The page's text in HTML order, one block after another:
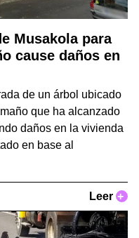
Musakola para
cause daños en
de un árbol ubicado
que ha alcanzado
daños en la vivienda
en base al
Leer +